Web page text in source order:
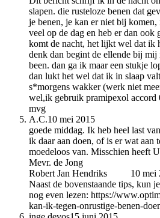
slapen. die rusteloze benen dat
je benen, je kan er niet bij
veel op de dag en heb er dan ook
komt de nacht, het lijkt wel dat ik
denk dan begint de ellende bij mij
been. dan ga ik maar een stukje
dan lukt het wel dat ik in slaap
s*morgens wakker (werk niet
wel,ik gebruik pramipexol accord
mvg
A.C.10 mei 2015
goede middag. Ik heb heel last
ik daar aan doen, of is er wat aan
moedeloos van. Misschien heeft
Mevr. de Jong
Robert Jan Hendriks
10 mei
Naast de bovenstaande tips, kun
nog even lezen: https://
kan-ik-tegen-onrustige-benen-